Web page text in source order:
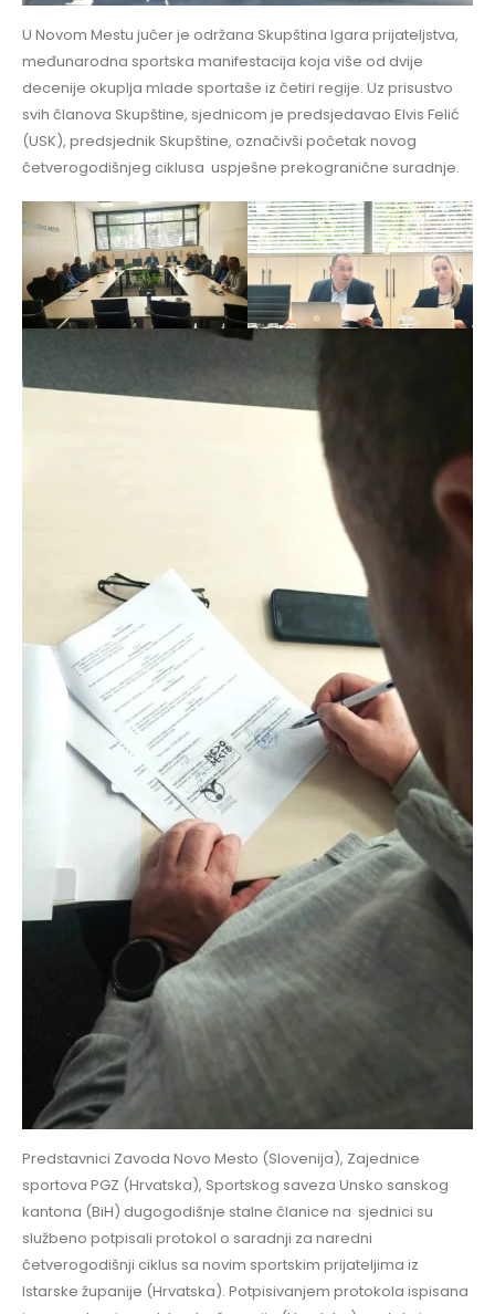
U Novom Mestu jučer je održana Skupština Igara prijateljstva,
međunarodna sportska manifestacija koja više od dvije
decenije okuplja mlade sportaše iz četiri regije. Uz prisustvo
svih članova Skupštine, sjednicom je predsjedavao Elvis Felić
(USK), predsjednik Skupštine, označivši početak novog
četverogodišnjeg ciklusa uspješne prekogranične suradnje.
Predstavnici Zavoda Novo Mesto (Slovenija), Zajednice
sportova PGZ (Hrvatska), Sportskog saveza Unsko sanskog
kantona (BiH) dugogodišnje stalne članice na sjednici su
službeno potpisali protokol o saradnji za naredni
četverogodišnji ciklus sa novim sportskim prijateljima iz
Istarske županije (Hrvatska). Potpisivanjem protokola ispisana